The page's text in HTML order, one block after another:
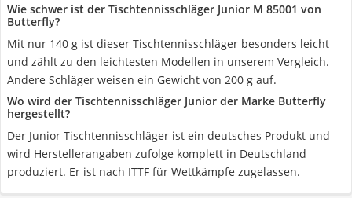
Wie schwer ist der Tischtennisschläger Junior M 85001 von
Butterfly?
Mit nur 140 g ist dieser Tischtennisschläger besonders leicht
und zählt zu den leichtesten Modellen in unserem Vergleich.
Andere Schläger weisen ein Gewicht von 200 g auf.
Wo wird der Tischtennisschläger Junior der Marke Butterfly
hergestellt?
Der Junior Tischtennisschläger ist ein deutsches Produkt und
wird Herstellerangaben zufolge komplett in Deutschland
produziert. Er ist nach ITTF für Wettkämpfe zugelassen.